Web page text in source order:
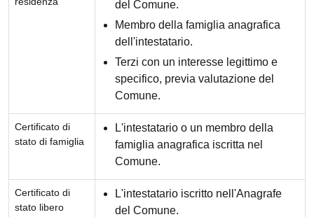
del Comune.
Membro della famiglia anagrafica
dell'intestatario.
Terzi con un interesse legittimo e
specifico, previa valutazione del
Comune.
Certificato di
stato di famiglia
L'intestatario o un membro della
famiglia anagrafica iscritta nel
Comune.
Certificato di
stato libero
L'intestatario iscritto nell'Anagrafe
del Comune.